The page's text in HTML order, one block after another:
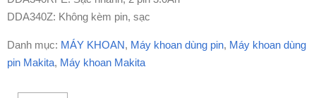
DDA340Z: Không kèm pin, sạc
Danh mục: MÁY KHOAN, Máy khoan dùng pin, Máy khoan dùng
pin Makita, Máy khoan Makita